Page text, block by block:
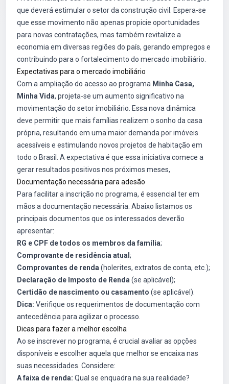
que deverá estimular o setor da construção civil. Espera-se
que esse movimento não apenas propicie oportunidades
para novas contratações, mas também revitalize a
economia em diversas regiões do país, gerando empregos e
contribuindo para o fortalecimento do mercado imobiliário.
Expectativas para o mercado imobiliário
Com a ampliação do acesso ao programa Minha Casa,
Minha Vida, projeta-se um aumento significativo na
movimentação do setor imobiliário. Essa nova dinâmica
deve permitir que mais famílias realizem o sonho da casa
própria, resultando em uma maior demanda por imóveis
acessíveis e estimulando novos projetos de habitação em
todo o Brasil. A expectativa é que essa iniciativa comece a
gerar resultados positivos nos próximos meses,
Documentação necessária para adesão
Para facilitar a inscrição no programa, é essencial ter em
mãos a documentação necessária. Abaixo listamos os
principais documentos que os interessados deverão
apresentar:
RG e CPF de todos os membros da família;
Comprovante de residência atual ;
Comprovantes de renda (holerites, extratos de conta, etc.);
Declaração de Imposto de Renda (se aplicável);
Certidão de nascimento ou casamento (se aplicável).
Dica: Verifique os requerimentos de documentação com
antecedência para agilizar o processo.
Dicas para fazer a melhor escolha
Ao se inscrever no programa, é crucial avaliar as opções
disponíveis e escolher aquela que melhor se encaixa nas
suas necessidades. Considere:
A faixa de renda: Qual se enquadra na sua realidade?